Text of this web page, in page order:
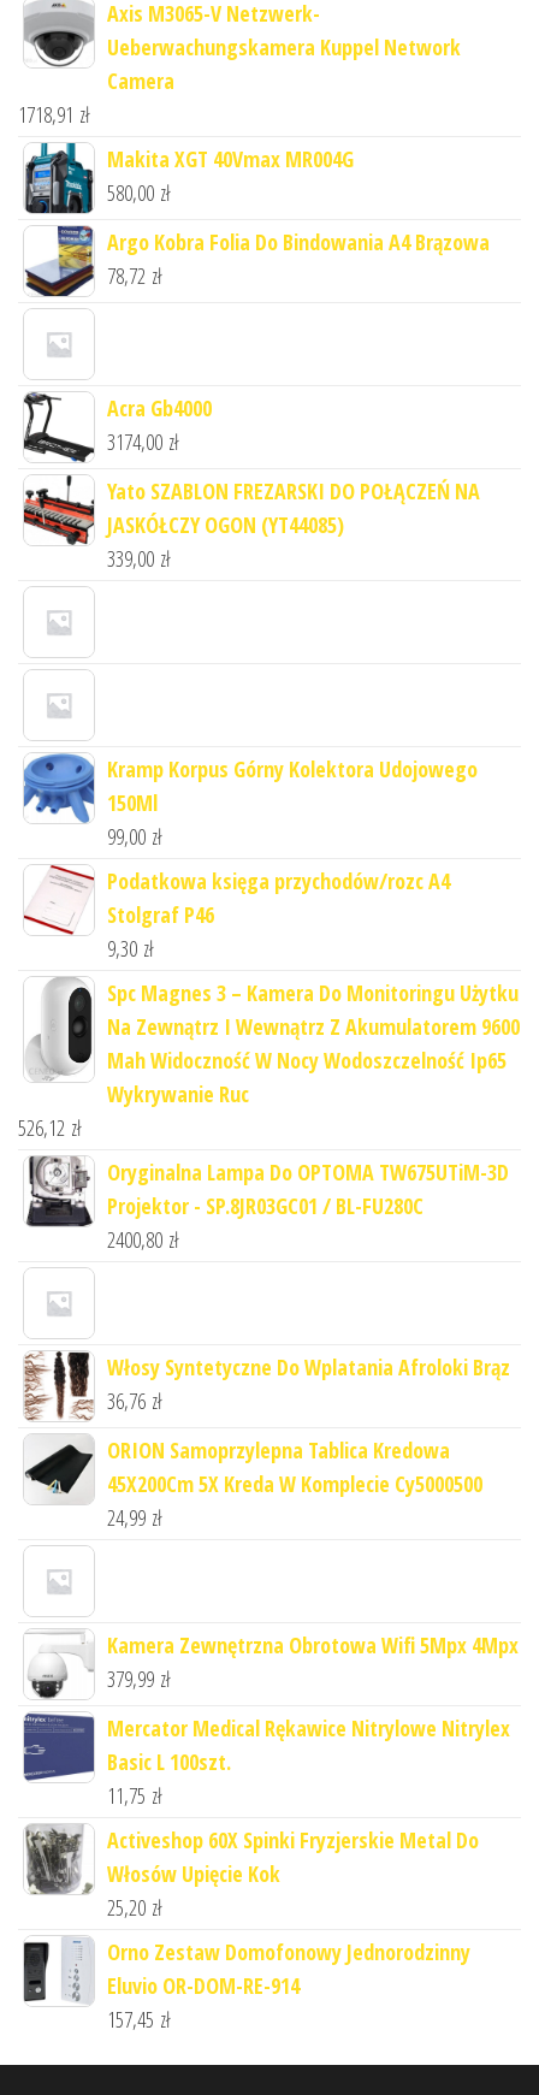
Axis M3065-V Netzwerk-
Ueberwachungskamera Kuppel Network
Camera
1718,91 zł
Makita XGT 40Vmax MR004G
580,00 zł
Argo Kobra Folia Do Bindowania A4 Brązowa
78,72 zł
Acra Gb4000
3174,00 zł
Yato SZABLON FREZARSKI DO POŁĄCZEŃ NA
JASKÓŁCZY OGON (YT44085)
339,00 zł
Kramp Korpus Górny Kolektora Udojowego
150Ml
99,00 zł
Podatkowa księga przychodów/rozc A4
Stolgraf P46
9,30 zł
Spc Magnes 3 – Kamera Do Monitoringu Użytku
Na Zewnątrz I Wewnątrz Z Akumulatorem 9600
Mah Widoczność W Nocy Wodoszczelność Ip65
Wykrywanie Ruc
526,12 zł
Oryginalna Lampa Do OPTOMA TW675UTiM-3D
Projektor - SP.8JR03GC01 / BL-FU280C
2400,80 zł
Włosy Syntetyczne Do Wplatania Afroloki Brąz
36,76 zł
ORION Samoprzylepna Tablica Kredowa
45X200Cm 5X Kreda W Komplecie Cy5000500
24,99 zł
Kamera Zewnętrzna Obrotowa Wifi 5Mpx 4Mpx
379,99 zł
Mercator Medical Rękawice Nitrylowe Nitrylex
Basic L 100szt.
11,75 zł
Activeshop 60X Spinki Fryzjerskie Metal Do
Włosów Upięcie Kok
25,20 zł
Orno Zestaw Domofonowy Jednorodzinny
Eluvio OR-DOM-RE-914
157,45 zł